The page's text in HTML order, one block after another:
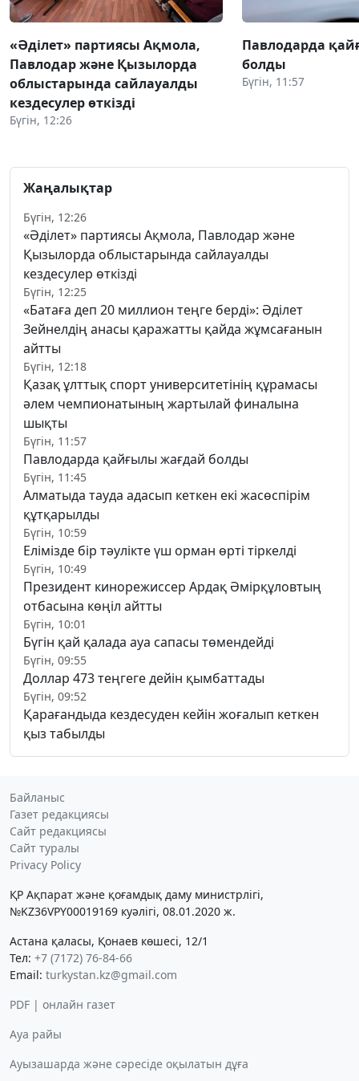
«Әділет» партиясы Ақмола,
Павлодар және Қызылорда
облыстарында сайлауалды
кездесулер өткізді
Бүгін, 12:26
Павлодарда
болды
Бүгін, 11:57
Жаңалықтар
Бүгін, 12:26
«Әділет» партиясы Ақмола, Павлодар және
Қызылорда облыстарында сайлауалды
кездесулер өткізді
Бүгін, 12:25
«Батаға деп 20 миллион теңге берді»: Әділет
Зейнелдің анасы қаражатты қайда жұмсағанын
айтты
Бүгін, 12:18
Қазақ ұлттық спорт университетінің құрамасы
әлем чемпионатының жартылай финалына
шықты
Бүгін, 11:57
Павлодарда қайғылы жағдай болды
Бүгін, 11:45
Алматыда тауда адасып кеткен екі жасөспірім
құтқарылды
Бүгін, 10:59
Елімізде бір тәулікте үш орман өрті тіркелді
Бүгін, 10:49
Президент кинорежиссер Ардақ Әмірқұловтың
отбасына көңіл айтты
Бүгін, 10:01
Бүгін қай қалада ауа сапасы төмендейді
Бүгін, 09:55
Доллар 473 теңгеге дейін қымбаттады
Бүгін, 09:52
Қарағандыда кездесуден кейін жоғалып кеткен
қыз табылды
Байланыс
Газет редакциясы
Сайт редакциясы
Сайт туралы
Privacy Policy
ҚР Ақпарат және қоғамдық даму министрлігі,
№KZ36VPY00019169 куәлігі, 08.01.2020 ж.
Астана қаласы, Қонаев көшесі, 12/1
Тел: +7 (7172) 76-84-66
Email: turkystan.kz@gmail.com
PDF | онлайн газет
Ауа райы
Ауызашарда және сәресіде оқылатын дұға